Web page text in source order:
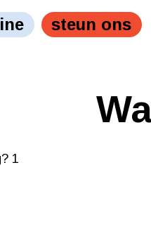
steun ons